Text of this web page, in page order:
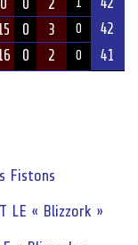
0 0 2 1
0 3 0 42
0 2 0 41
Fistons
LE « Blizzork »